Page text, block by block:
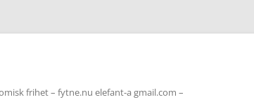
frihet – fytne.nu elefant-a gmail.com –